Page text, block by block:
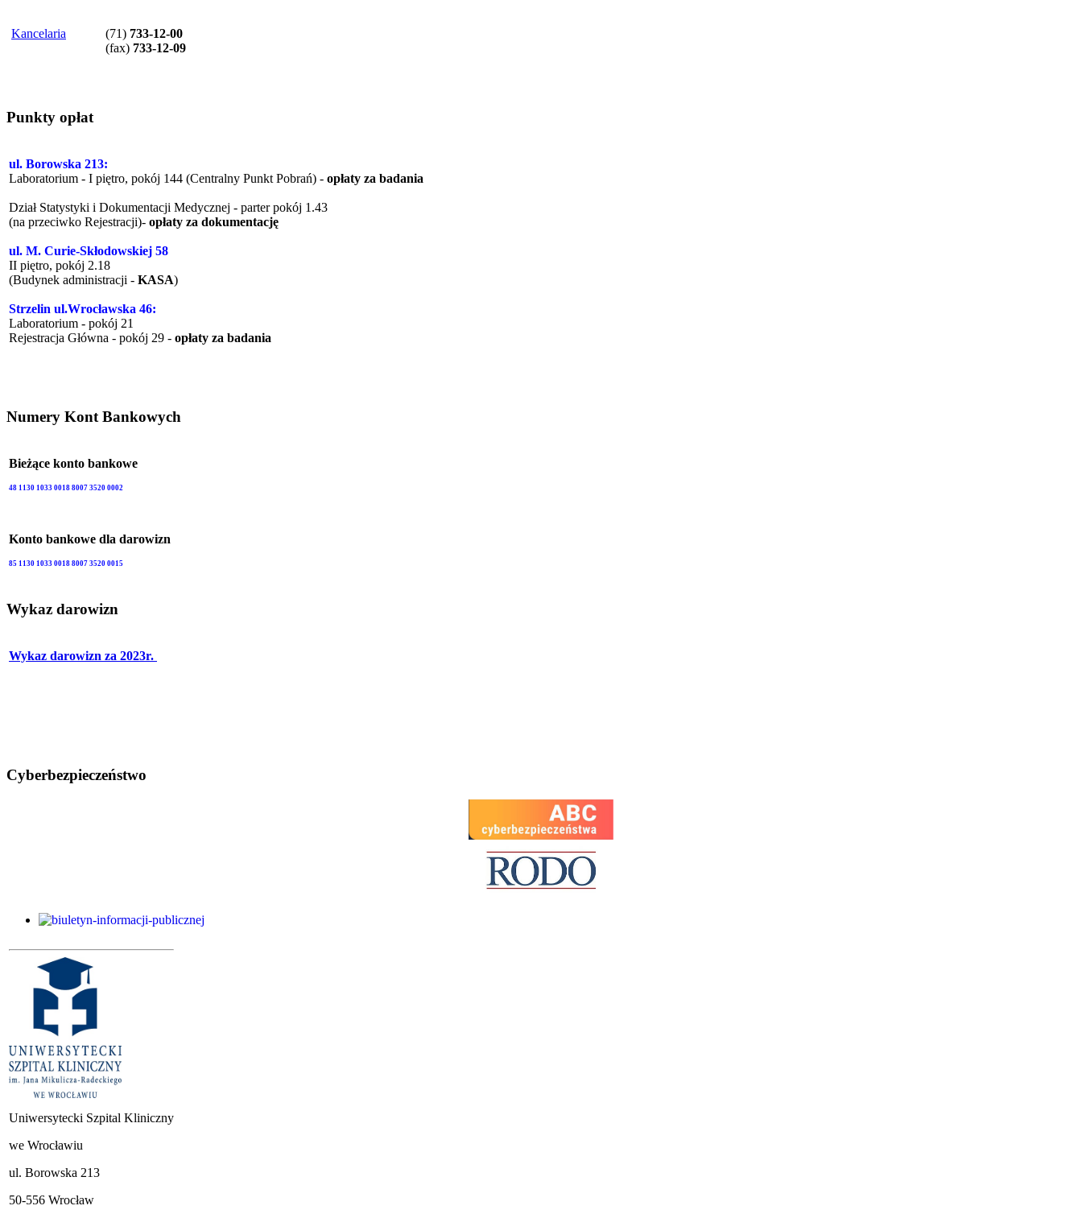
Kancelaria (71) 733-12-00
(fax) 733-12-09
Punkty opłat
ul. Borowska 213:
Laboratorium - I piętro, pokój 144 (Centralny Punkt Pobrań) - opłaty za badania
Dział Statystyki i Dokumentacji Medycznej - parter pokój 1.43
(na przeciwko Rejestracji)- opłaty za dokumentację
ul. M. Curie-Skłodowskiej 58
II piętro, pokój 2.18
(Budynek administracji - KASA)
Strzelin ul.Wrocławska 46:
Laboratorium - pokój 21
Rejestracja Główna - pokój 29 - opłaty za badania
Numery Kont Bankowych
Bieżące konto bankowe
48 1130 1033 0018 8007 3520 0002
Konto bankowe dla darowizn
85 1130 1033 0018 8007 3520 0015
Wykaz darowizn
Wykaz darowizn za 2023r.
Cyberbezpieczeństwo
Uniwersytecki Szpital Kliniczny
we Wrocławiu
ul. Borowska 213
50-556 Wrocław